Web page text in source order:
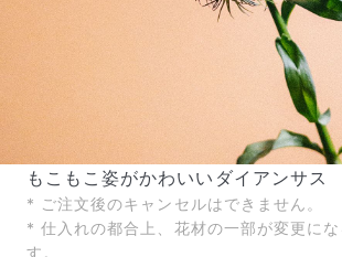
よくある質問
もこもこ姿がかわいいダイアンサス
* ご注文後のキャンセルはできません。
* 仕入れの都合上、花材の一部が変更にな
す。